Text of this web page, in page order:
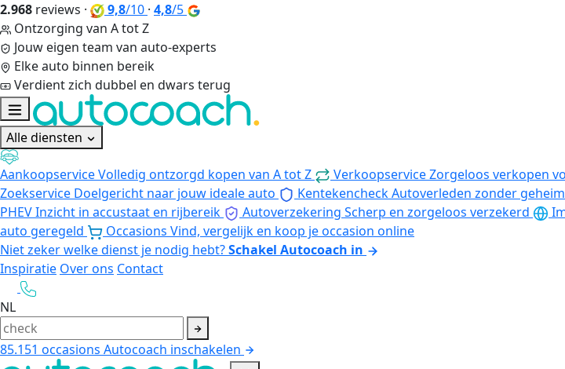
2.968 reviews · 9,8/10 · 4,8/5
Ontzorging van A tot Z
Jouw eigen team van auto-experts
Elke auto binnen bereik
Verdient zich dubbel en dwars terug
Alle diensten
AankoopserviceVolledig ontzorgd kopen van A tot Z VerkoopserviceZorgeloos verkopen
Zoekservice Doelgericht naar jouw ideale auto KentekencheckAutoverleden zonder
PHEVInzicht in accustaat en rijbereik Autoverzekering Scherp en zorgeloos verzekerd
auto geregeld
Occasions Vind, vergelijk en koop je occasion online
Niet zeker welke dienst je nodig hebt?Schakel Autocoach in
Inspiratie Over ons Contact
NL
85.151 occasions Autocoach inschakelen